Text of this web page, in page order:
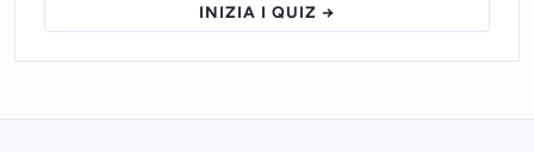
INIZIA I QUIZ →